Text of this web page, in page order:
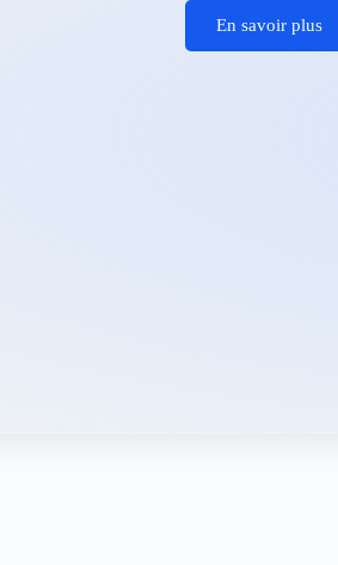
En savoir plus